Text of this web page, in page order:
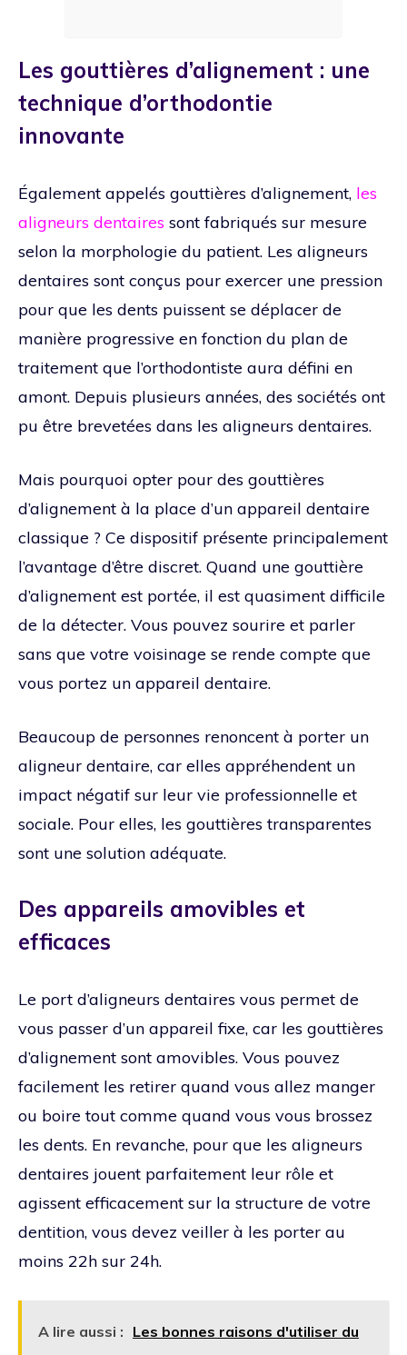
Les gouttières d’alignement : une
technique d’orthodontie
innovante
Également appelés gouttières d’alignement, les
aligneurs dentaires sont fabriqués sur mesure
selon la morphologie du patient. Les aligneurs
dentaires sont conçus pour exercer une pression
pour que les dents puissent se déplacer de
manière progressive en fonction du plan de
traitement que l’orthodontiste aura défini en
amont. Depuis plusieurs années, des sociétés ont
pu être brevetées dans les aligneurs dentaires.
Mais pourquoi opter pour des gouttières
d’alignement à la place d’un appareil dentaire
classique ? Ce dispositif présente principalement
l’avantage d’être discret. Quand une gouttière
d’alignement est portée, il est quasiment difficile
de la détecter. Vous pouvez sourire et parler
sans que votre voisinage se rende compte que
vous portez un appareil dentaire.
Beaucoup de personnes renoncent à porter un
aligneur dentaire, car elles appréhendent un
impact négatif sur leur vie professionnelle et
sociale. Pour elles, les gouttières transparentes
sont une solution adéquate.
Des appareils amovibles et
efficaces
Le port d’aligneurs dentaires vous permet de
vous passer d’un appareil fixe, car les gouttières
d’alignement sont amovibles. Vous pouvez
facilement les retirer quand vous allez manger
ou boire tout comme quand vous vous brossez
les dents. En revanche, pour que les aligneurs
dentaires jouent parfaitement leur rôle et
agissent efficacement sur la structure de votre
dentition, vous devez veiller à les porter au
moins 22h sur 24h.
A lire aussi : Les bonnes raisons d'utiliser du